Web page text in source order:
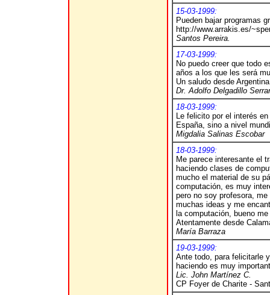
15-03-1999:
Pueden bajar programas
http://www.arrakis.es/
Santos Pereira.
17-03-1999:
No puedo creer que todo
años a los que les será
Un saludo desde
Dr. Adolfo Delgadillo
18-03-1999:
Le felicito por el interés
España, sino a nivel
Migdalia Salinas Escobar
18-03-1999:
Me parece interesante el
haciendo clases de
mucho el material de su
computación, es muy
pero no soy profesora,
muchas ideas y me
la computación, bueno
Atentamente desde
María Barraza
19-03-1999:
Ante todo, para felicitarle
haciendo es muy
Lic. John Martínez C.
CP Foyer de Charite -